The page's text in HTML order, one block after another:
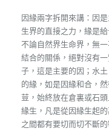
因緣兩字拆開來講：因
生界的直接之力，緣是
不論自然界生命界，無
結合的關係，絕對沒有
子，這是主要的因；水
的緣，如是因緣和合，
荳，始終放在倉裏或石
緣生，凡是從因緣生起
之間都有要切而切不斷